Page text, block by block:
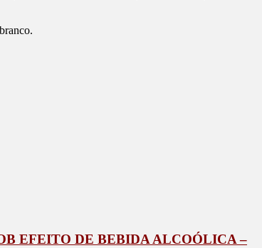
EFEITO DE BEBIDA ALCOÓLICA –